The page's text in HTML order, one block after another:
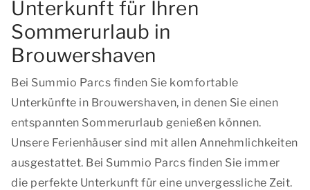
Unterkunft für Ihren
Sommerurlaub in
Brouwershaven
Bei Summio Parcs finden Sie komfortable
Unterkünfte in Brouwershaven, in denen Sie einen
entspannten Sommerurlaub genießen können.
Unsere Ferienhäuser sind mit allen Annehmlichkeiten
ausgestattet. Bei Summio Parcs finden Sie immer
die perfekte Unterkunft für eine unvergessliche Zeit.